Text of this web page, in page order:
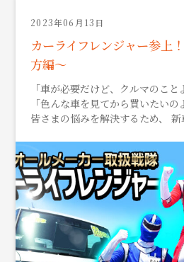
2023年06月13日
カーライフレンジャー参上
方編～
「車が必要だけど、クルマのこ
「色んな車を見てから買いたい
皆さまの悩みを解決するため、